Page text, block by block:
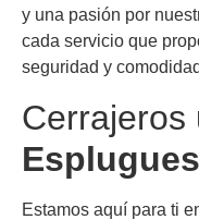
y una pasión por
cada servicio que
seguridad y
Cerrajeros
Estamos aquí para ti